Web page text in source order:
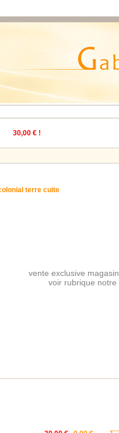
30,00 € !
terre cuite
vente exclusive
voir rubrique notre